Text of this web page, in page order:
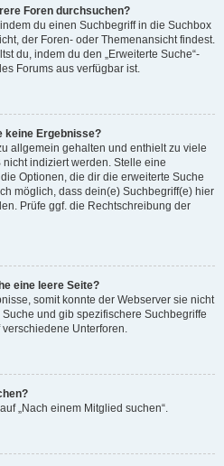
Foren durchsuchen?
du einen Suchbegriff in die Suchbox
der Foren- oder Themenansicht findest.
du, indem du den „Erweiterte Suche“-
Forums aus verfügbar ist.
keine Ergebnisse?
allgemein gehalten und enthielt zu viele
indiziert werden. Stelle eine
Optionen, die dir die erweiterte Suche
möglich, dass dein(e) Suchbegriff(e) hier
Prüfe ggf. die Rechtschreibung der
eine leere Seite?
somit konnte der Webserver sie nicht
und gib spezifischere Suchbegriffe
Unterforen.
„Nach einem Mitglied suchen“.